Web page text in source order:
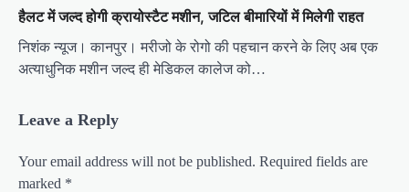
हैलट में जल्द होगी क्रायोस्टैट मशीन, जटिल बीमारियों में मिलेगी राहत
निशंक न्यूज। कानपुर। मरीजो के रोगो की पहचान करने के लिए अब एक
अत्याधुनिक मशीन जल्द ही मेडिकल कालेज को…
Leave a Reply
Your email address will not be published. Required fields are
marked *